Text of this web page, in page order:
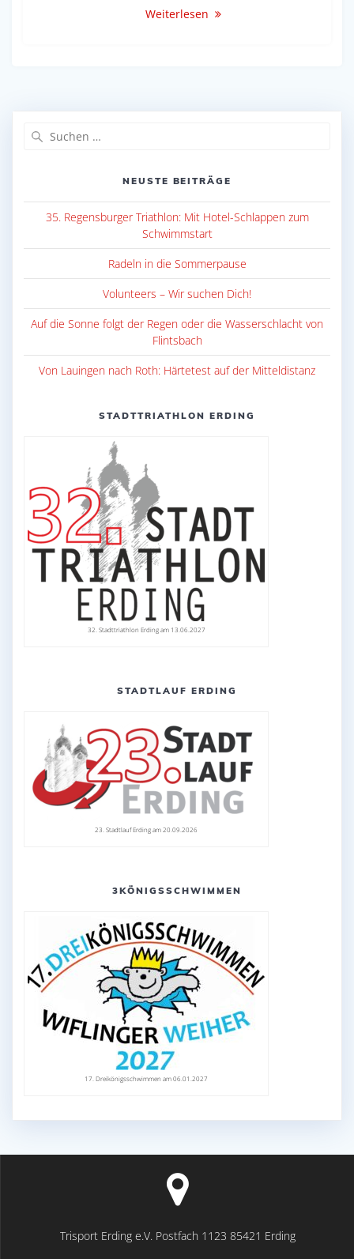
Weiterlesen
NEUSTE BEITRÄGE
35. Regensburger Triathlon: Mit Hotel-Schlappen zum
Schwimmstart
Radeln in die Sommerpause
Volunteers – Wir suchen Dich!
Auf die Sonne folgt der Regen oder die Wasserschlacht von
Flintsbach
Von Lauingen nach Roth: Härtetest auf der Mitteldistanz
STADTTRIATHLON ERDING
32. Stadttriathlon Erding am 13.06.2027
STADTLAUF ERDING
23. Stadtlauf Erding am 20.09.2026
3KÖNIGSSCHWIMMEN
17. Dreikönigsschwimmen am 06.01.2027
Trisport Erding e.V. Postfach 1123 85421 Erding